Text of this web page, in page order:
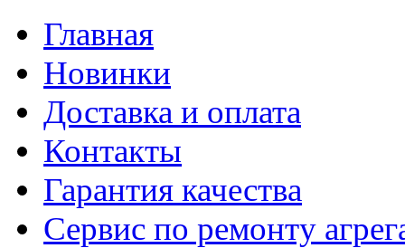
Главная
Новинки
Доставка и оплата
Контакты
Гарантия качества
Сервис по ремонту